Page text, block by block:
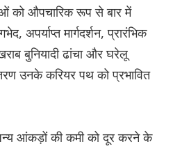
को औपचारिक रूप से बार में
अपर्याप्त मार्गदर्शन, प्रारंभिक
बुनियादी ढांचा और घरेलू
उनके करियर पथ को प्रभावित
आंकड़ों की कमी को दूर करने के